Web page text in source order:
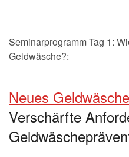
Seminarprogramm Tag 1:
Geldwäsche?:
Neues
Verschärfte